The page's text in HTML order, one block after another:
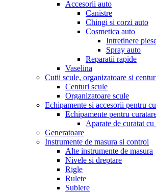
Accesorii auto
Canistre
Chingi si corzi auto
Cosmetica auto
Intretinere
Spray auto
Reparatii rapide
Vaselina
Cutii scule, organizatoare si
Centuri scule
Organizatoare scule
Echipamente si accesorii pentru
Echipamente pentru
Aparate de curatat cu
Generatoare
Instrumente de masura si control
Alte instrumente de masura
Nivele si dreptare
Rigle
Rulete
Sublere